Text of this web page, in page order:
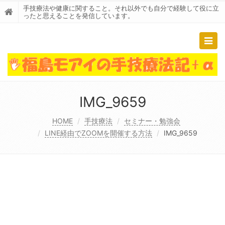
手技療法や健康に関すること。それ以外でも自分で経験して役に立
ったと思えることを発信しています。
IMG_9659
HOME 手技療法
セミナー・勉強会
LINE経由でZOOMを開催する方法
IMG_9659